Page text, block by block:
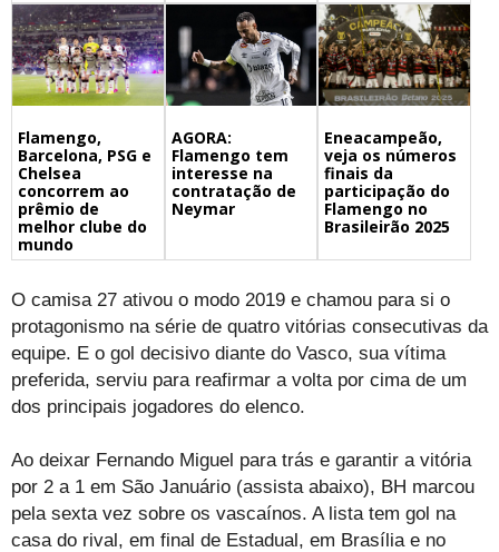
Flamengo,
Barcelona, PSG e
Chelsea
concorrem ao
prêmio de
melhor clube do
mundo
AGORA:
Flamengo tem
interesse na
contratação de
Neymar
Eneacampeão,
veja os números
finais da
participação do
Flamengo no
Brasileirão 2025
O camisa 27 ativou o modo 2019 e chamou para si o
protagonismo na série de quatro vitórias consecutivas da
equipe. E o gol decisivo diante do Vasco, sua vítima
preferida, serviu para reafirmar a volta por cima de um
dos principais jogadores do elenco.
Ao deixar Fernando Miguel para trás e garantir a vitória
por 2 a 1 em São Januário (assista abaixo), BH marcou
pela sexta vez sobre os vascaínos. A lista tem gol na
casa do rival, em final de Estadual, em Brasília e no